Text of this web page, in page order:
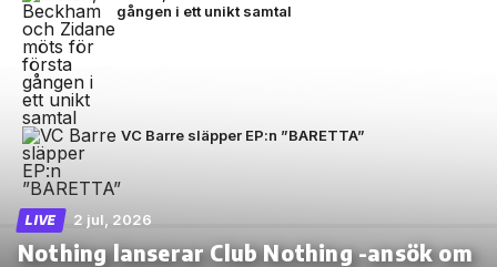
gången i ett unikt samtal
VC Barre släpper EP:n ”BARETTA”
LIVE 2 jul, 2026
Nothing lanserar Club Nothing -ansök om